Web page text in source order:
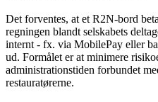
Det forventes, at et R2N-bord
regningen blandt selskabets
internt - fx. via MobilePay eller
ud. Formålet er at minimere
administrationstiden forbundet
restauratørerne.